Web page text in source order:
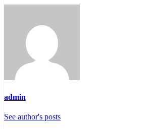
admin
See author's posts